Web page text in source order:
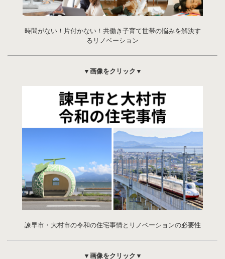
時間がない！片付かない！共働き子育て世帯の悩みを解決す
るリノベーション
▼画像をクリック▼
諫早市・大村市の令和の住宅事情とリノベーションの必要性
▼画像をクリック▼